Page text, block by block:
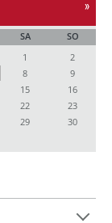
SA
SO
1
2
8
9
15
16
22
23
29
30